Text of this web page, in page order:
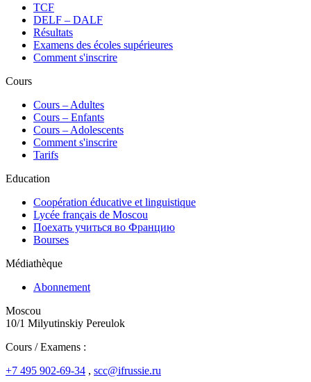
TCF
DELF – DALF
Résultats
Examens des écoles supérieures
Comment s'inscrire
Cours
Сours – Adultes
Cours – Enfants
Cours – Adolescents
Comment s'inscrire
Tarifs
Education
Coopération éducative et linguistique
Lycée français de Moscou
Поехать учиться во Францию
Bourses
Médiathèque
Abonnement
Moscou
10/1 Milyutinskiy Pereulok
Cours / Examens :
+7 495 902-69-34 , scc@ifrussie.ru